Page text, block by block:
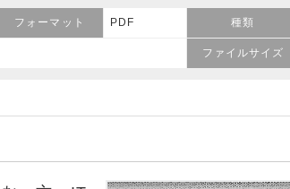
フォーマット PDF 種類
ファイルサイズ